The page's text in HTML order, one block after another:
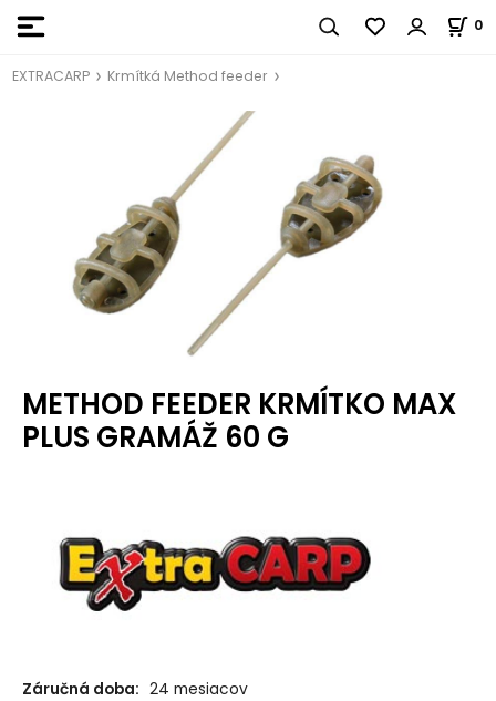
0
EXTRACARP Krmítká Method feeder
METHOD FEEDER KRMÍTKO MAX
PLUS GRAMÁŽ 60 G
Záručná doba: 24 mesiacov